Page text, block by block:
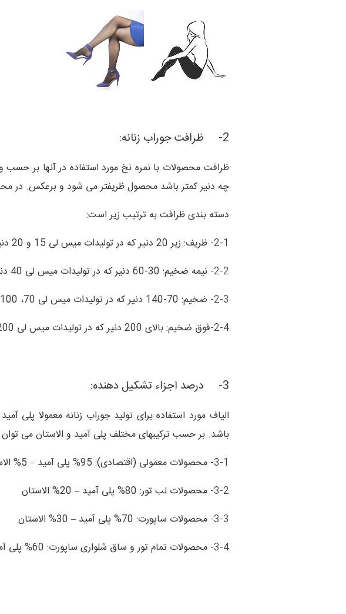
2- ظرافت جوراب زنانه:
چه دنیر کمتر باشد محصول ظریفتر می شود و برعکس. در
دسته بندی ظرافت به ترتیب زیر است:
2-1- ظریف: زیر 20 دنیر که در تولیدات میس لی 15 و 20 دنیر متداول است.
2-2- نیمه ضخیم: 30-60 دنیر که در تولیدات میس لی 40 دنیر متداول است.
2-3- ضخیم: 70-140 دنیر که در تولیدات میس لی 70، 100 و 140 دنیر متداول است.
2-4- فوق ضخیم: بالای 200 دنیر که در تولیدات میس لی 200 دنیر متداول است.
3- درصد اجزاء تشکیل دهنده:
الیاف مورد استفاده برای تولید جوراب زنانه معمولا
باشد. بر حسب ترکیبهای مختلف پلی آمید و الاستان می توان
3-1- محصولات معمولی (اقتصادی): 95% پلی آمید – 5% الاستان
3-2- محصولات لب تور: 80% پلی آمید – 20% الاستان
3-3- محصولات ساپورت: 70% پلی آمید – 30% الاستان
3-4- محصولات تمام تور و ساق شلواری ساپورت: 60% پلی آمید – 40% الاستان